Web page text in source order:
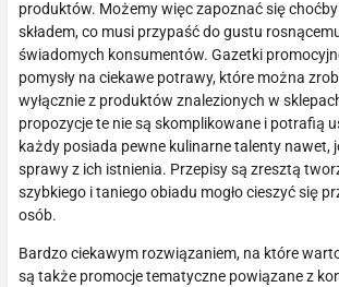
produktów. Możemy więc zapoznać się choćby
składem, co musi przypaść do gustu
świadomych konsumentów. Gazetki
pomysły na ciekawe potrawy, które można
wyłącznie z produktów znalezionych w
propozycje te nie są skomplikowane i potrafią
każdy posiada pewne kulinarne talenty nawet,
sprawy z ich istnienia. Przepisy są zresztą
szybkiego i taniego obiadu mogło cieszyć się
osób.
Bardzo ciekawym rozwiązaniem, na które
są także promocje tematyczne powiązane z